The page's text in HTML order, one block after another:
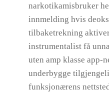
narkotikamisbruker
innmelding hvis
tilbaketrekning
instrumentalist få
uten amp klasse app-
underbygge
funksjonærens